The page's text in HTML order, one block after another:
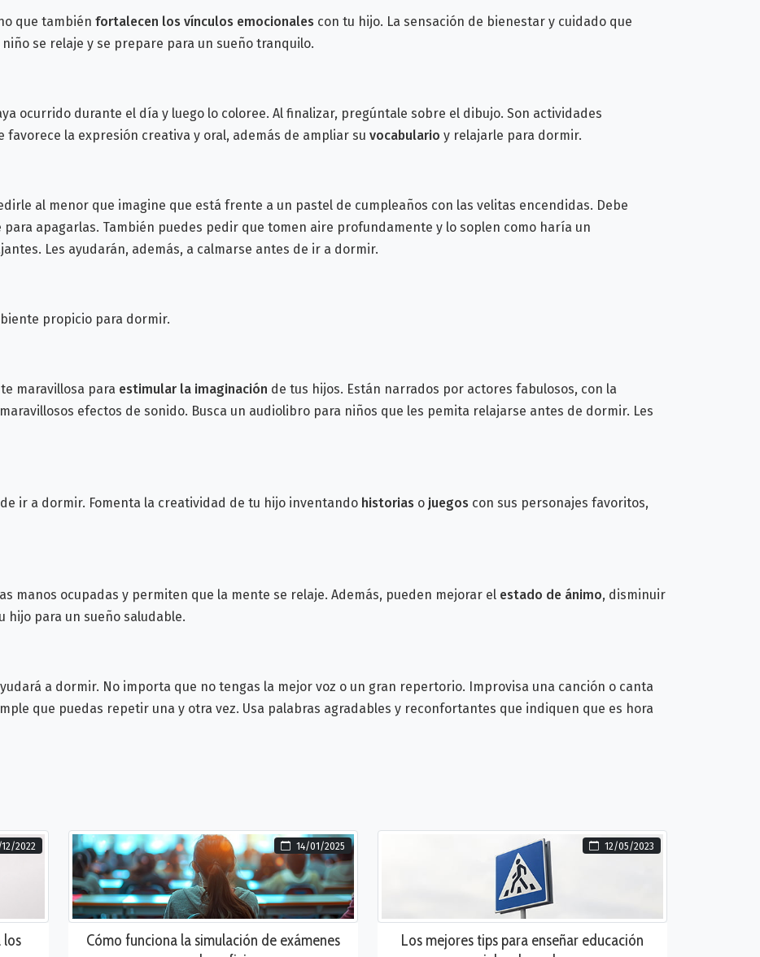
que también fortalecen los vínculos emocionales con tu hijo. La sensación de bienestar y cuidado que
se relaje y se prepare para un sueño tranquilo.
ocurrido durante el día y luego lo coloree. Al finalizar, pregúntale sobre el dibujo. Son actividades
favorece la expresión creativa y oral, además de ampliar su vocabulario y relajarle para dormir.
al menor que imagine que está frente a un pastel de cumpleaños con las velitas encendidas. Debe
apagarlas. También puedes pedir que tomen aire profundamente y lo soplen como haría un
Les ayudarán, además, a calmarse antes de ir a dormir.
propicio para dormir.
maravillosa para estimular la imaginación de tus hijos. Están narrados por actores fabulosos, con la
efectos de sonido. Busca un audiolibro para niños que les pemita relajarse antes de dormir. Les
ir a dormir. Fomenta la creatividad de tu hijo inventando historias o juegos con sus personajes favoritos,
manos ocupadas y permiten que la mente se relaje. Además, pueden mejorar el estado de ánimo, disminuir
hijo para un sueño saludable.
a dormir. No importa que no tengas la mejor voz o un gran repertorio. Improvisa una canción o canta
que puedas repetir una y otra vez. Usa palabras agradables y reconfortantes que indiquen que es hora
2022
los
14/01/2025
Cómo funciona la simulación de exámenes
12/05/2023
Los mejores tips para enseñar educación